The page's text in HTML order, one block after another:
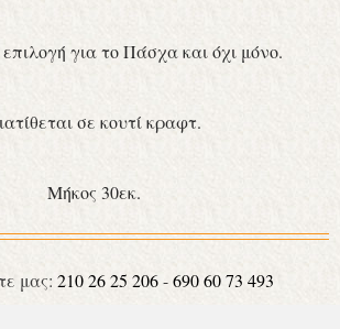
για το Πάσχα και όχι μόνο.
σε κουτί κραφτ.
Μήκος 30εκ.
μας: 210 26 25 206-690 60 73 493